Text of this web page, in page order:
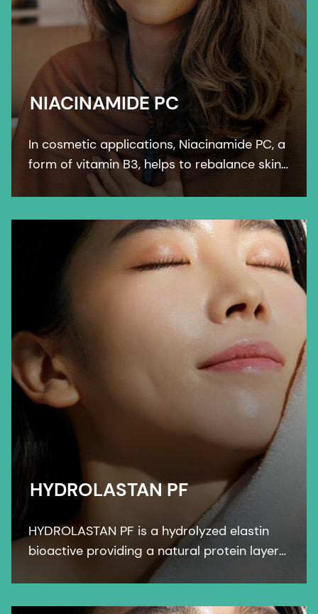
NIACINAMIDE PC
In cosmetic applications, Niacinamide PC, a
form of vitamin B3, helps to rebalance skin
pigmentation, refines pores and improves
and blue light damage.
HYDROLASTAN PF
HYDROLASTAN PF is a hydrolyzed elastin
bioactive providing a natural protein layer
of protection against environmental
the skin.